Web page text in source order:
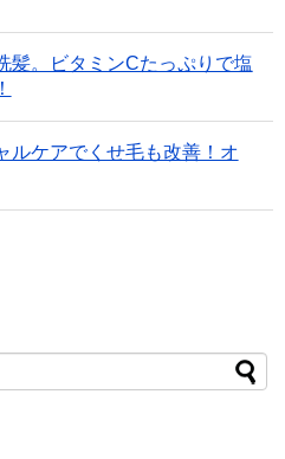
髪。ビタミンCたっぷりで塩
ルケアでくせ毛も改善！オ